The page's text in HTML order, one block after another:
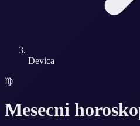
Devica
♍
Mesecni